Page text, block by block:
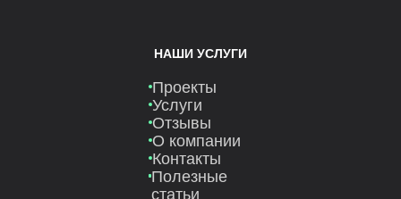
НАШИ УСЛУГИ
Проекты
Услуги
Отзывы
О компании
Контакты
Полезные
статьи